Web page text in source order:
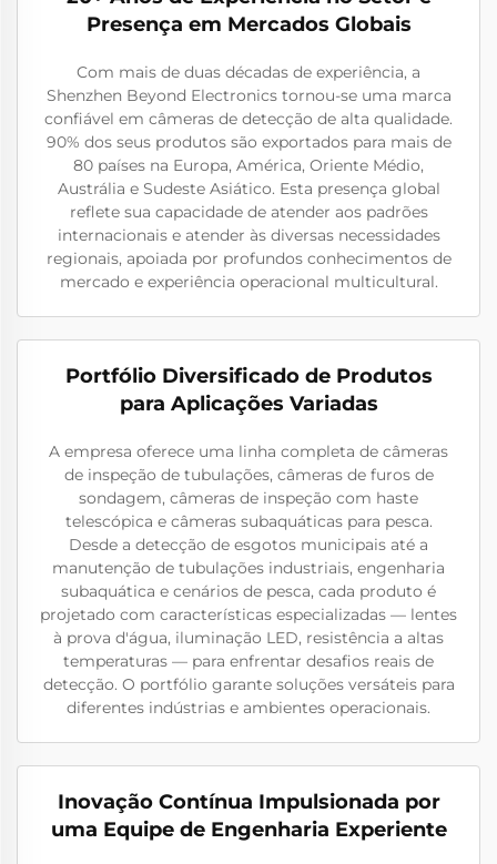
Presença em Mercados Globais
Com mais de duas décadas de experiência, a
Shenzhen Beyond Electronics tornou-se uma marca
confiável em câmeras de detecção de alta qualidade.
90% dos seus produtos são exportados para mais de
80 países na Europa, América, Oriente Médio,
Austrália e Sudeste Asiático. Esta presença global
reflete sua capacidade de atender aos padrões
internacionais e atender às diversas necessidades
regionais, apoiada por profundos conhecimentos de
mercado e experiência operacional multicultural.
Portfólio Diversificado de Produtos
para Aplicações Variadas
A empresa oferece uma linha completa de câmeras
de inspeção de tubulações, câmeras de furos de
sondagem, câmeras de inspeção com haste
telescópica e câmeras subaquáticas para pesca.
Desde a detecção de esgotos municipais até a
manutenção de tubulações industriais, engenharia
subaquática e cenários de pesca, cada produto é
projetado com características especializadas — lentes
à prova d'água, iluminação LED, resistência a altas
temperaturas — para enfrentar desafios reais de
detecção. O portfólio garante soluções versáteis para
diferentes indústrias e ambientes operacionais.
Inovação Contínua Impulsionada por
uma Equipe de Engenharia Experiente